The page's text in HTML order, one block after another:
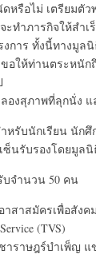
หรือไม่ เตรียมตั
ทำภารกิจให้สำเ
การ ทั้งนี้ทางมูล
อให้ท่านตระหนัก
องสุภาพที่ลุกนั่ง แ
หรับนักเรียน นัก
ซ็นรับรองโดยมูล
บจำนวน 50 คน
สาสมัครเพื่อสังคม
(TVS)
ราษฎร์บำเพ็ญ แ